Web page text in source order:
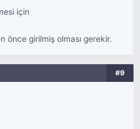
için
önce girilmiş olması gerekir.
#9